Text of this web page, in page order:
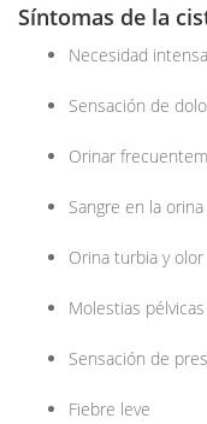
Síntomas de la
Necesidad
Sensación de
Orinar
Sangre en la orina
Orina turbia y
Molestias pélvicas
Sensación de
Fiebre leve